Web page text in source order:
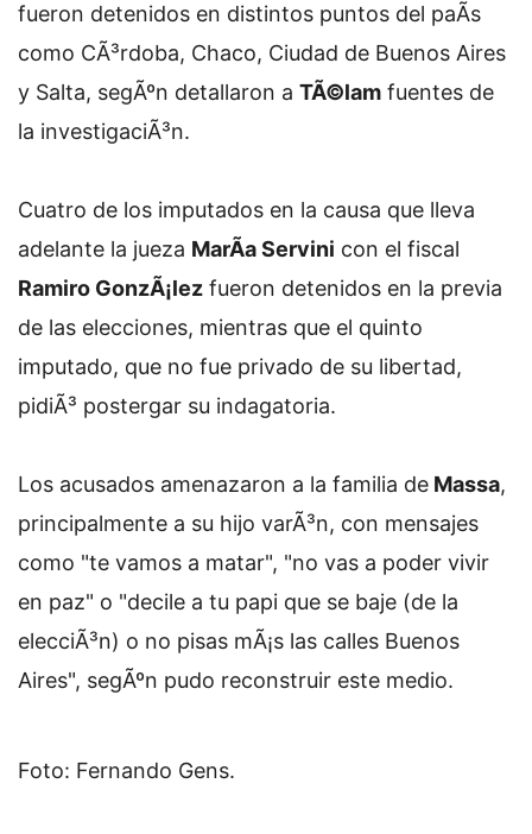
fueron detenidos en distintos puntos del paÃ­s
como CÃ³rdoba, Chaco, Ciudad de Buenos Aires
y Salta, segÃºn detallaron a TÃ©lam fuentes de
la investigaciÃ³n.
Cuatro de los imputados en la causa que lleva
adelante la jueza MarÃ­a Servini con el fiscal
Ramiro GonzÃ¡lez fueron detenidos en la previa
de las elecciones, mientras que el quinto
imputado, que no fue privado de su libertad,
pidiÃ³ postergar su indagatoria.
Los acusados amenazaron a la familia de Massa,
principalmente a su hijo varÃ³n, con mensajes
como "te vamos a matar", "no vas a poder vivir
en paz" o "decile a tu papi que se baje (de la
elecciÃ³n) o no pisas mÃ¡s las calles Buenos
Aires", segÃºn pudo reconstruir este medio.
Foto: Fernando Gens.